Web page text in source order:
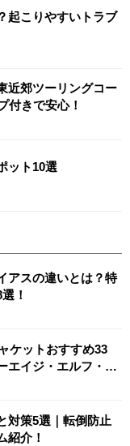
起こりやすいトラブ
近郊ツーリングコー
付きで安心！
ット10選
アスの違いとは？特
！
ケットおすすめ33
エイジ・エルフ・エ
対策5選｜転倒防止
紹介！